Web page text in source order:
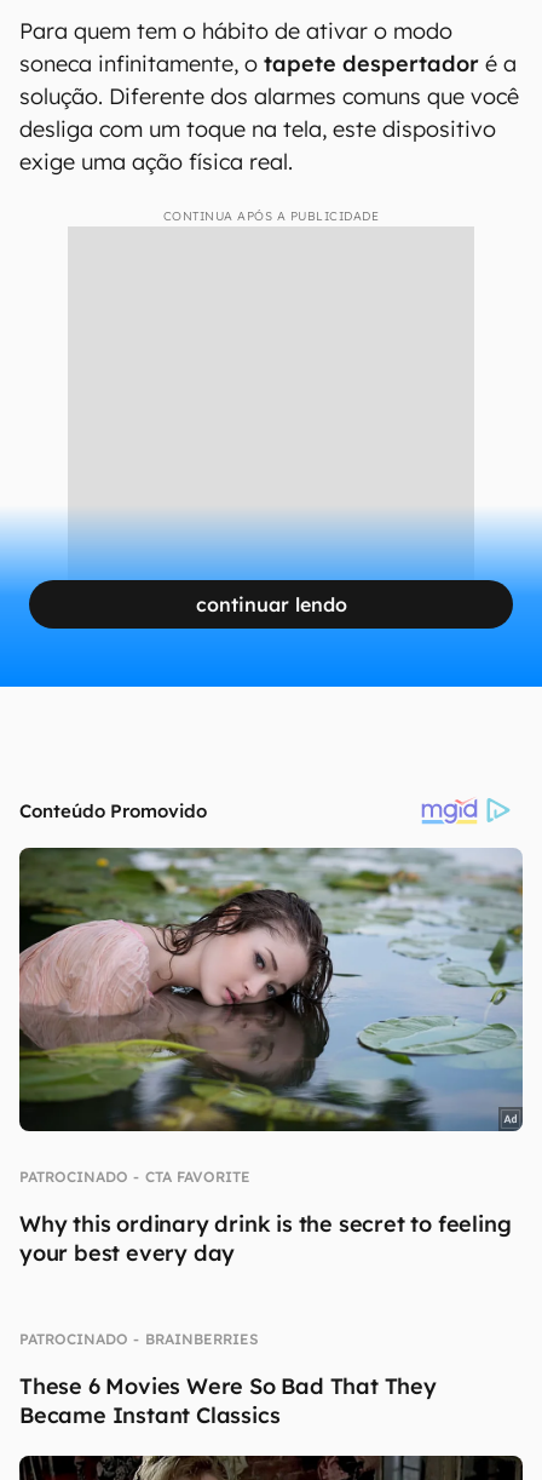
Para quem tem o hábito de ativar o modo
soneca infinitamente, o tapete despertador é a
solução. Diferente dos alarmes comuns que você
desliga com um toque na tela, este dispositivo
exige uma ação física real.
CONTINUA APÓS A PUBLICIDADE
continuar lendo